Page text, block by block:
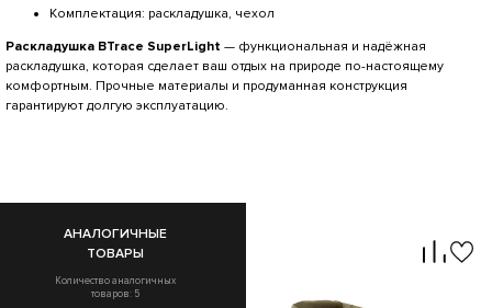
Комплектация: раскладушка, чехол
Раскладушка BTrace SuperLight — функциональная и надёжная
раскладушка, которая сделает ваш отдых на природе по-настоящему
комфортным. Прочные материалы и продуманная конструкция
гарантируют долгую эксплуатацию.
АНАЛОГИЧНЫЕ
ТОВАРЫ
Количество аналогичных
товаров: 5